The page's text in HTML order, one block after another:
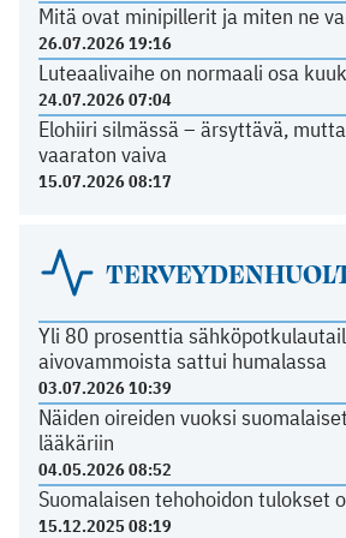
Mitä ovat minipillerit ja miten ne
26.07.2026 19:16
Luteaalivaihe on normaali osa
24.07.2026 07:04
Elohiiri silmässä – ärsyttävä,
vaaraton vaiva
15.07.2026 08:17
Yli 80 prosenttia
aivovammoista sattui humalassa
03.07.2026 10:39
Näiden oireiden vuoksi
lääkäriin
04.05.2026 08:52
Suomalaisen tehohoidon tulokset
15.12.2025 08:19